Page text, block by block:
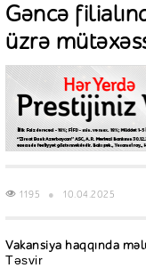
Gəncə
üzrə
1195 10.04.2025
Vakansiya haqqında
Təsvir